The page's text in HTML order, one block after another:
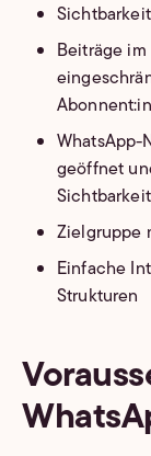
Beiträge
WhatsApp-
geöffnet
Zielgruppe
Einfache
Strukturen